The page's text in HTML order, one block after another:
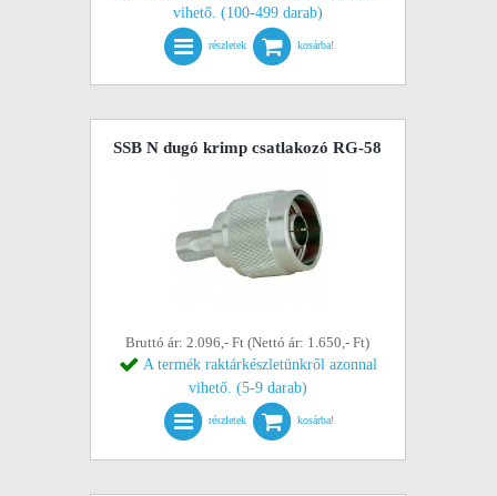
vihető. (100-499 darab)
részletek kosárba!
SSB N dugó krimp csatlakozó RG-58
Bruttó ár: 2.096,- Ft (Nettó ár: 1.650,- Ft)
A termék raktárkészletünkről azonnal
vihető. (5-9 darab)
részletek kosárba!